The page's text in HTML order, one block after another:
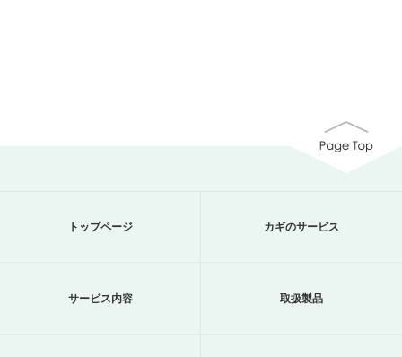
トップページ カギのサービス
サービス内容 取扱製品